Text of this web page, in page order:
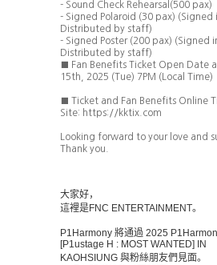
- Sound Check Rehearsal(500 pax)
- Signed Polaroid (30 pax) (Signed
Distributed by staff)
- Signed Poster (200 pax) (Signed
Distributed by staff)
Fan Benefits Ticket Open Date
15th, 2025 (Tue) 7PM (Local Time)
Ticket and Fan Benefits Online
Site: https://kktix.com
Looking forward to your love and
Thank you.
大家好，
這裡是FNC ENTERTAINMENT。
P1Harmony 將通過 2025
[P1ustage H : MOST WANTED] IN
KAOHSIUNG 與粉絲朋友們見面。